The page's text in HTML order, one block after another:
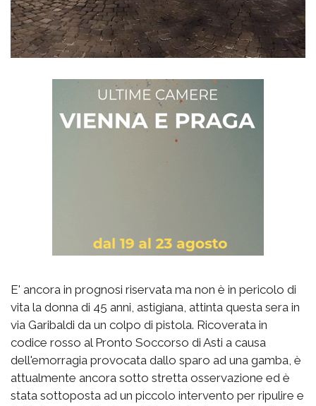
E' ancora in prognosi riservata ma non è in pericolo di
vita la donna di 45 anni, astigiana, attinta questa sera in
via Garibaldi da un colpo di pistola. Ricoverata in
codice rosso al Pronto Soccorso di Asti a causa
dell'emorragia provocata dallo sparo ad una gamba, è
attualmente ancora sotto stretta osservazione ed è
stata sottoposta ad un piccolo intervento per ripulire e